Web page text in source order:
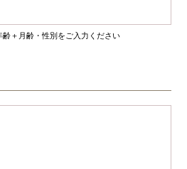
＋月齢・性別をご入力ください